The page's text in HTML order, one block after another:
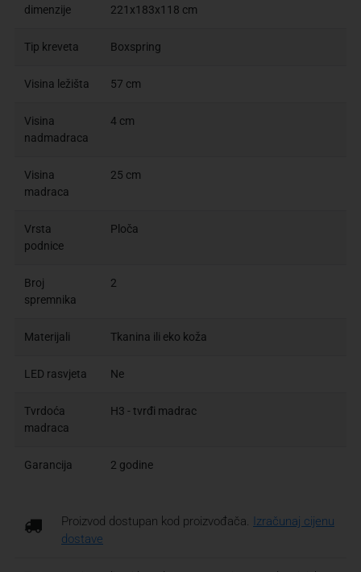
dimenzije
221x183x118 cm
Tip kreveta Boxspring
Visina ležišta 57 cm
Visina
nadmadraca
4 cm
Visina
madraca
25 cm
Vrsta
podnice
Ploča
Broj
spremnika
2
Materijali Tkanina ili eko koža
LED rasvjeta Ne
Tvrdoća
madraca
H3 - tvrđi madrac
Garancija 2 godine
Proizvod dostupan kod proizvođača.
Izračunaj cijenu
dostave